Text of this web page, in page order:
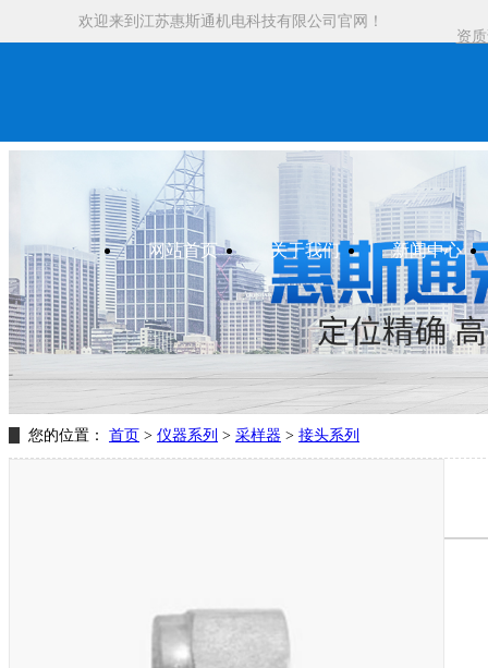
欢迎来到江苏惠斯通机电科技有限公司官网！
资
网站首页 关于我们 新闻中心
您的位置： 首页 > 仪器系列 > 采样器 > 接头系列